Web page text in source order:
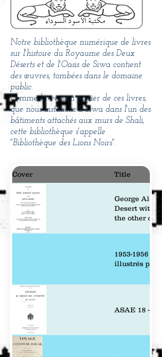
Notre bibliothèque numérique de livres
sur l'histoire du Royaume des Deux
Déserts et de l'Oasis de Siwa contient
des œuvres, tombées dans le domaine
public.
Comme la version papier de ces livres,
que nous installons à Siwa dans l'un des
bâtiments attachés aux murs de Shali,
cette bibliothèque s'appelle
"Bibliothèque des Lions Noirs".
Cover Title
George
Desert with
the other
1953-1956 :
illustrés par
ASAE 18 -